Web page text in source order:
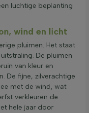
luchtige beplanting
wind en licht
pluimen. Het staat
De pluimen
van kleur en
De fijne, zilverachtige
met de wind, wat
verkleuren de
hele jaar door